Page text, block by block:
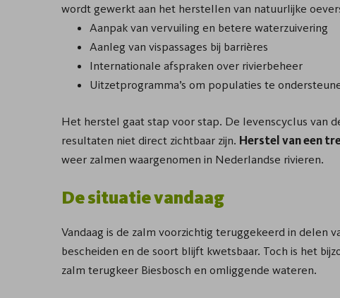
wordt gewerkt aan het herstellen van natuurlijke
Aanpak van vervuiling en betere waterzuivering
Aanleg van vispassages bij barrières
Internationale afspraken over rivierbeheer
Uitzetprogramma’s om populaties te
Het herstel gaat stap voor stap. De levenscyclus van
resultaten niet direct zichtbaar zijn. Herstel van een
weer zalmen waargenomen in Nederlandse rivieren.
De situatie vandaag
Vandaag is de zalm voorzichtig teruggekeerd in delen
bescheiden en de soort blijft kwetsbaar. Toch is het
zalm terugkeer Biesbosch en omliggende wateren.